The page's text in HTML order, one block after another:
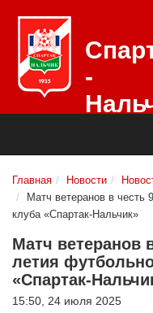
-
Главная Новости
Матч ветеранов в честь
клуба «Спартак-Нальчик»
Матч ветеранов
летия
«Спартак-
15:50, 24 июля 2025